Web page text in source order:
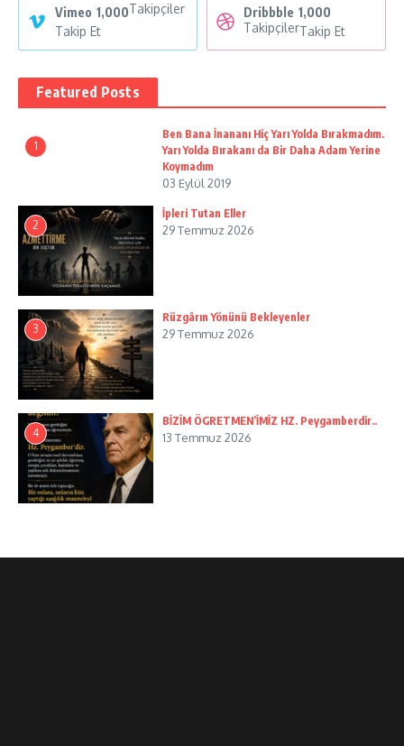
Vimeo 1,000Takipçiler
Takip Et
Dribbble 1,000
TakipçilerTakip Et
Featured Posts
1
Ben Bana İnananı Hiç Yarı Yolda Bırakmadım.
Yarı Yolda Bırakanı da Bir Daha Adam Yerine
Koymadım
03 Eylül 2019
2
İpleri Tutan Eller
29 Temmuz 2026
3
Rüzgârın Yönünü Bekleyenler
29 Temmuz 2026
4
BİZİM ÖGRETMEN’İMİZ HZ. Peygamberdir..
13 Temmuz 2026